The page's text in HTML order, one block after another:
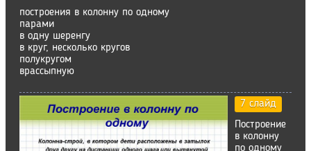
построения в колонну по одному
парами
в одну шеренгу
в круг, несколько кругов
полукругом
врассыпную
7 слайд
Построение
в колонну
по одному